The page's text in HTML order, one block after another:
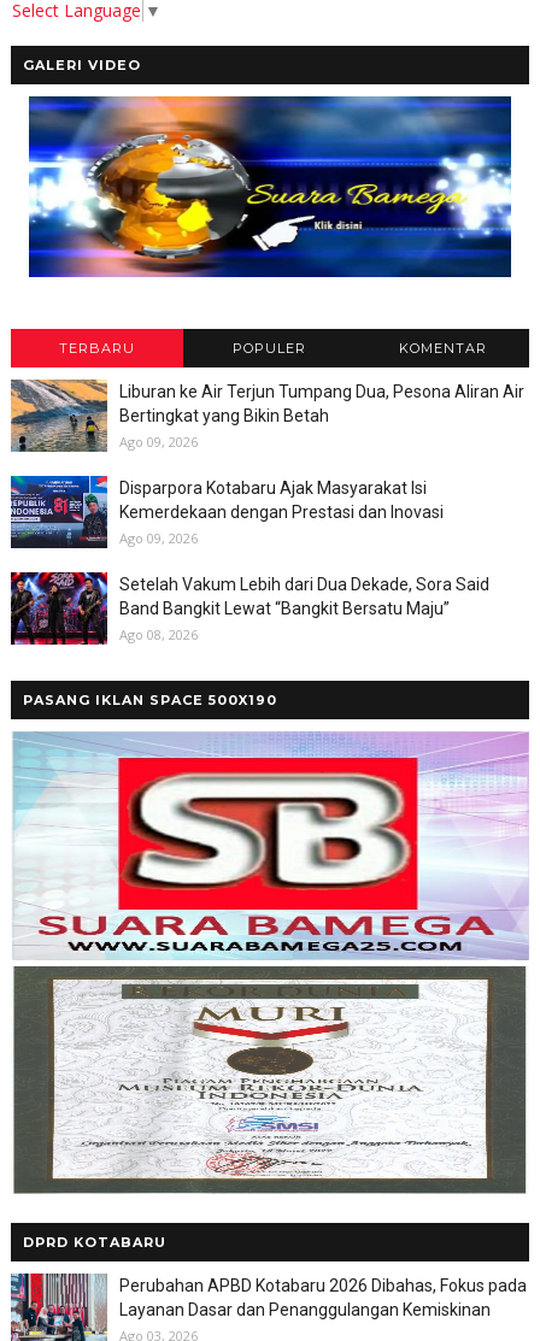
Select Language ▼
GALERI VIDEO
TERBARU POPULER KOMENTAR
Liburan ke Air Terjun Tumpang Dua, Pesona Aliran Air
Bertingkat yang Bikin Betah
Ago 09, 2026
Disparpora Kotabaru Ajak Masyarakat Isi
Kemerdekaan dengan Prestasi dan Inovasi
Ago 09, 2026
Setelah Vakum Lebih dari Dua Dekade, Sora Said
Band Bangkit Lewat “Bangkit Bersatu Maju”
Ago 08, 2026
PASANG IKLAN SPACE 500X190
DPRD KOTABARU
Perubahan APBD Kotabaru 2026 Dibahas, Fokus pada
Layanan Dasar dan Penanggulangan Kemiskinan
Ago 03, 2026